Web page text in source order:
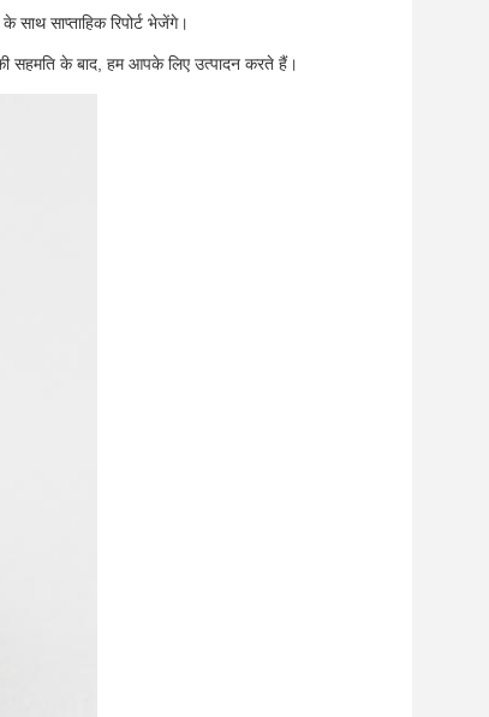
साथ साप्ताहिक रिपोर्ट भेजेंगे।
के बाद, हम आपके लिए उत्पादन करते हैं।